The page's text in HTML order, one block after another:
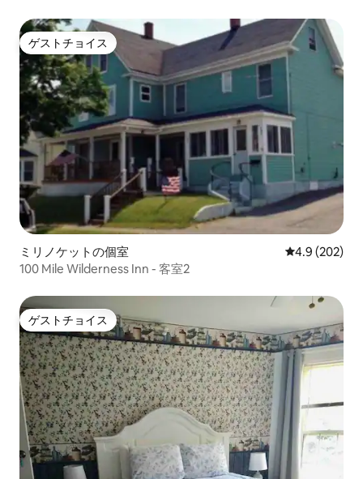
ゲストチョイス
ゲストチョイス
ミリノケットの個室 レビュー202
4.9 (202)
100 Mile Wilderness Inn - 客室2
ゲストチョイス
ゲストチョイス